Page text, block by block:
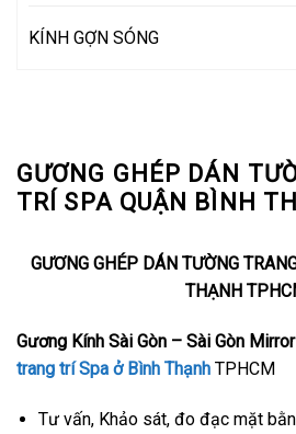
GƯƠNG GHÉP DÁN
TRÍ SPA QUẬN BÌNH
GƯƠNG GHÉP DÁN TƯỜNG
THẠNH
Gương Kính Sài Gòn – Sài Gòn Mirror
trang trí Spa ở Bình Thạnh TPHCM
Tư vấn, Khảo sát, đo đạc mặt
KÍNH GỢN SÓNG